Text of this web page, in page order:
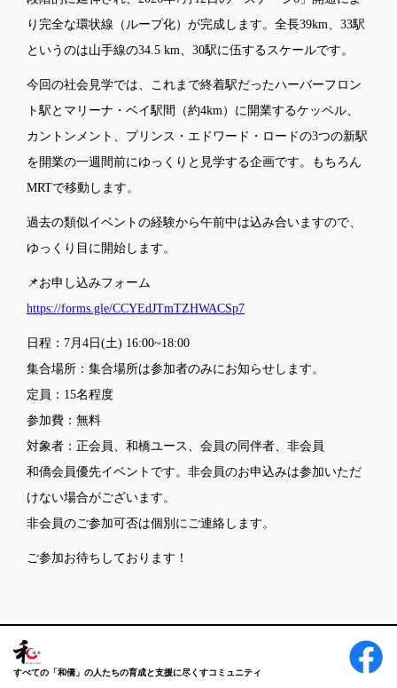
り完全な環状線（ループ化）が完成します。全長39km、33駅
というのは山手線の34.5 km、30駅に伍するスケールです。
今回の社会見学では、これまで終着駅だったハーバーフロン
ト駅とマリーナ・ベイ駅間（約4km）に開業するケッペル、
カントンメント、プリンス・エドワード・ロードの3つの新駅
を開業の一週間前にゆっくりと見学する企画です。もちろん
MRTで移動します。
過去の類似イベントの経験から午前中は込み合いますので、
ゆっくり目に開始します。
📌お申し込みフォーム
https://forms.gle/CCYEdJTmTZHWACSp7
日程：7月4日(土) 16:00~18:00
集合場所：集合場所は参加者のみにお知らせします。
定員：15名程度
参加費：無料
対象者：正会員、和橋ユース、会員の同伴者、非会員
和僑会員優先イベントです。非会員のお申込みは参加いただ
けない場合がございます。
非会員のご参加可否は個別にご連絡します。
ご参加お待ちしております！
すべての「和僑」の人たちの育成と支援に尽くすコミュニティ